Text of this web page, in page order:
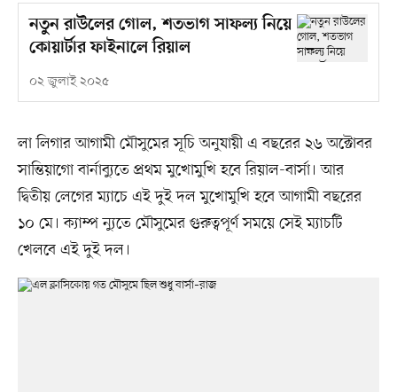
নতুন রাউলের গোল, শতভাগ সাফল্য নিয়ে
কোয়ার্টার ফাইনালে রিয়াল
০২ জুলাই ২০২৫
লা লিগার আগামী মৌসুমের সূচি অনুযায়ী এ বছরের ২৬ অক্টোবর
সান্তিয়াগো বার্নাব্যুতে প্রথম মুখোমুখি হবে রিয়াল-বার্সা। আর
দ্বিতীয় লেগের ম্যাচে এই দুই দল মুখোমুখি হবে আগামী বছরের
১০ মে। ক্যাম্প ন্যুতে মৌসুমের গুরুত্বপূর্ণ সময়ে সেই ম্যাচটি
খেলবে এই দুই দল।